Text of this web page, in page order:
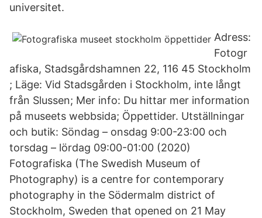
universitet.
Adress:
Fotogr
afiska, Stadsgårdshamnen 22, 116 45 Stockholm
; Läge: Vid Stadsgården i Stockholm, inte långt
från Slussen; Mer info: Du hittar mer information
på museets webbsida; Öppettider. Utställningar
och butik: Söndag – onsdag 9:00-23:00 och
torsdag – lördag 09:00-01:00 (2020)
Fotografiska (The Swedish Museum of
Photography) is a centre for contemporary
photography in the Södermalm district of
Stockholm, Sweden that opened on 21 May